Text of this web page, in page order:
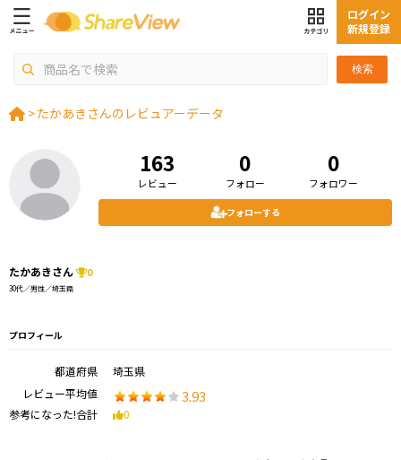
検索
ログイン
新規登録
>たかあきさんのレビュアーデータ
163
レビュー
0
フォロー
0
フォロワー
フォローする
たかあきさん 0
30代／男性／埼玉県
プロフィール
都道府県
埼玉県
レビュー平均値
3.93
参考になった!合計 0